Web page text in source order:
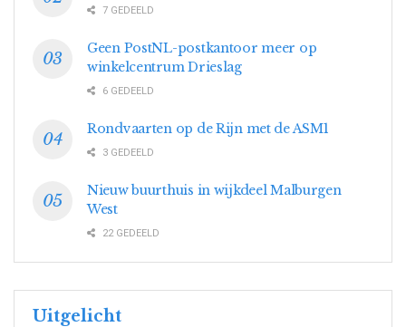
7 GEDEELD
Geen PostNL-postkantoor meer op
winkelcentrum Drieslag
6 GEDEELD
Rondvaarten op de Rijn met de ASM1
3 GEDEELD
Nieuw buurthuis in wijkdeel Malburgen
West
22 GEDEELD
Uitgelicht